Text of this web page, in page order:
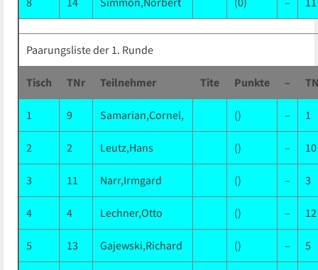
Paarungsliste der 1. Runde
Tisch TNr Teilnehmer Tite Punkte –
1 9 Samarian,Cornel, () – 1
2 2 Leutz,Hans () – 10
3 11 Narr,Irmgard () – 3
4 4 Lechner,Otto () – 12
5 13 Gajewski,Richard () – 5